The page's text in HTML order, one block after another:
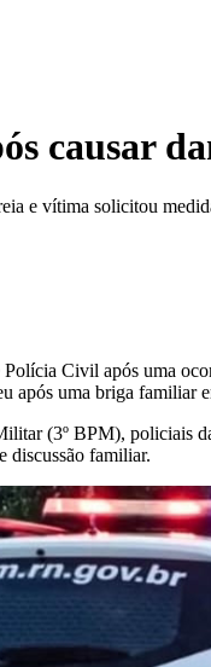
causar
e vítima solicitou
Civil após uma
após uma briga familiar
(3º BPM), policiais
discussão familiar.